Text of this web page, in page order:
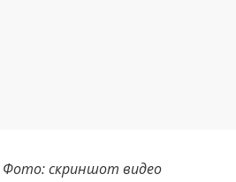
Фото: скриншот видео